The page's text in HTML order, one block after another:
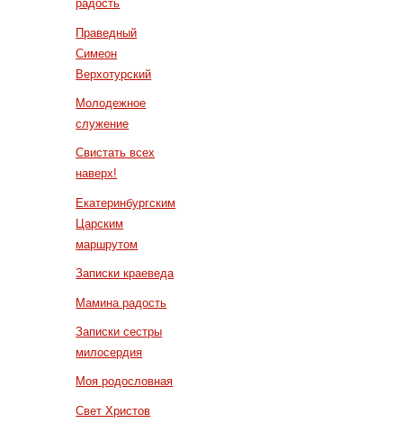
радость
Праведный
Симеон
Верхотурский
Молодежное
служение
Свистать всех
наверх!
Екатеринбургским
Царским
маршрутом
Записки краеведа
Мамина радость
Записки сестры
милосердия
Моя родословная
Свет Христов